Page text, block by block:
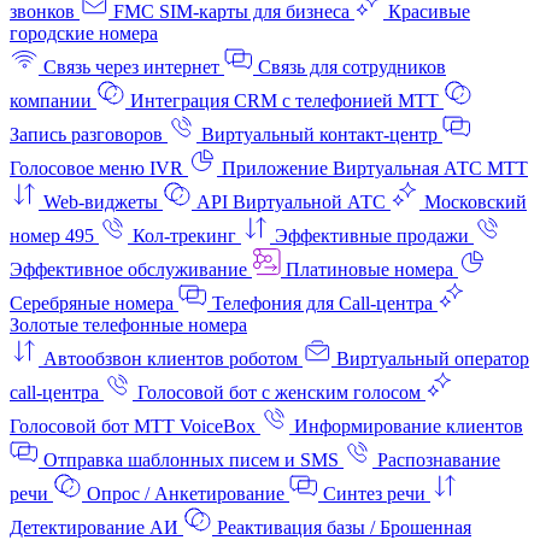
звонков FMC SIM-карты для бизнеса
Красивые
городские номера
Связь через интернет
Связь для сотрудников
компании
Интеграция CRM с телефонией МТТ
Запись разговоров
Виртуальный контакт‑центр
Голосовое меню IVR
Приложение Виртуальная АТС МТТ
Web-виджеты
API Виртуальной АТС
Московский
номер 495
Кол-трекинг
Эффективные продажи
Эффективное обслуживание
Платиновые номера
Серебряные номера
Телефония для Call-центра
Золотые телефонные номера
Автообзвон клиентов роботом
Виртуальный оператор
call-центра
Голосовой бот с женским голосом
Голосовой бот МТТ VoiceBox
Информирование клиентов
Отправка шаблонных писем и SMS
Распознавание
речи
Опрос / Анкетирование
Синтез речи
Детектирование АИ
Реактивация базы / Брошенная